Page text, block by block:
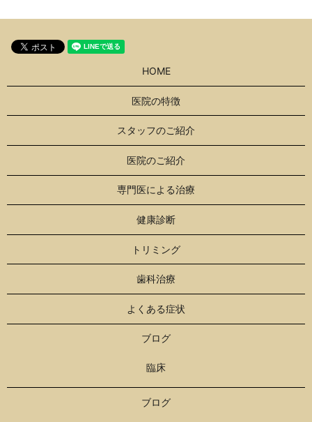
HOME
医院の特徴
スタッフのご紹介
医院のご紹介
専門医による治療
健康診断
トリミング
歯科治療
よくある症状
ブログ
臨床
ブログ